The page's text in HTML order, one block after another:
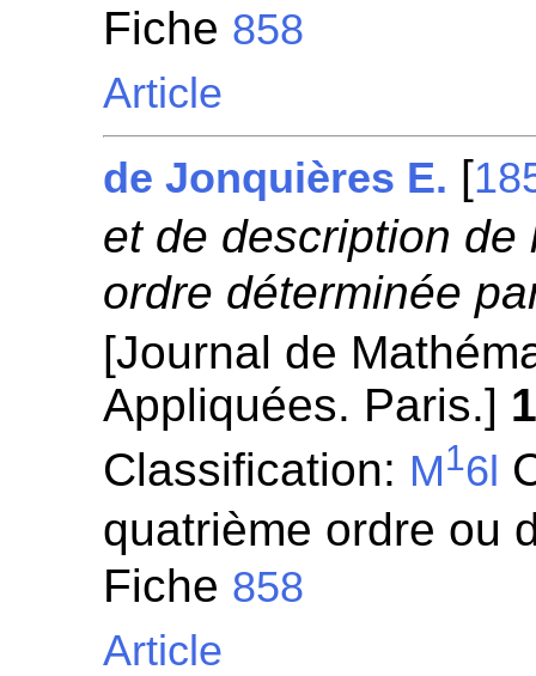
Fiche 858
Article
de Jonquières E. [
et de description
ordre déterminée
[Journal de
Appliquées. Paris.]
Classification: M16l
quatrième ordre ou
Fiche 858
Article